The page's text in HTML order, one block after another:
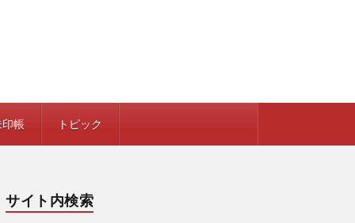
帳 トピック
サイト内検索